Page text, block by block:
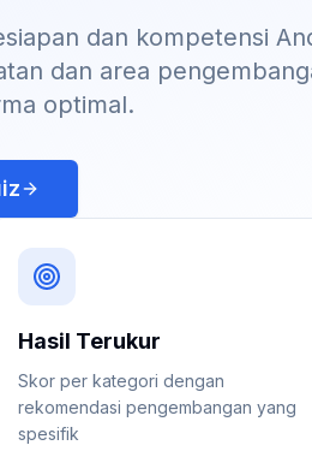
dan kompetensi
dan area
optimal.
Hasil Terukur
Skor per kategori dengan
rekomendasi pengembangan yang
spesifik